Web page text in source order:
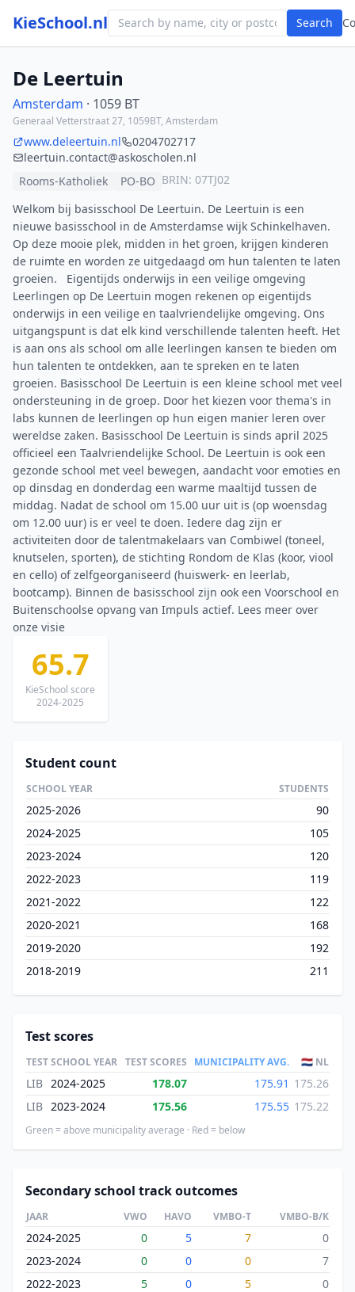
KieSchool.nl Search
De Leertuin
Amsterdam · 1059 BT
Generaal Vetterstraat 27, 1059BT, Amsterdam
www.deleertuin.nl
0204702717
leertuin.contact@askoscholen.nl
Rooms-Katholiek
PO-BO BRIN: 07TJ02
Welkom bij basisschool De Leertuin. De Leertuin is een
nieuwe basisschool in de Amsterdamse wijk Schinkelhaven.
Op deze mooie plek, midden in het groen, krijgen kinderen
de ruimte en worden ze uitgedaagd om hun talenten te laten
groeien. Eigentijds onderwijs in een veilige omgeving
Leerlingen op De Leertuin mogen rekenen op eigentijds
onderwijs in een veilige en taalvriendelijke omgeving. Ons
uitgangspunt is dat elk kind verschillende talenten heeft. Het
is aan ons als school om alle leerlingen kansen te bieden om
hun talenten te ontdekken, aan te spreken en te laten
groeien. Basisschool De Leertuin is een kleine school met veel
ondersteuning in de groep. Door het kiezen voor thema's in
labs kunnen de leerlingen op hun eigen manier leren over
wereldse zaken. Basisschool De Leertuin is sinds april 2025
officieel een Taalvriendelijke School. De Leertuin is ook een
gezonde school met veel bewegen, aandacht voor emoties en
op dinsdag en donderdag een warme maaltijd tussen de
middag. Nadat de school om 15.00 uur uit is (op woensdag
om 12.00 uur) is er veel te doen. Iedere dag zijn er
activiteiten door de talentmakelaars van Combiwel (toneel,
knutselen, sporten), de stichting Rondom de Klas (koor, viool
en cello) of zelfgeorganiseerd (huiswerk- en leerlab,
bootcamp). Binnen de basisschool zijn ook een Voorschool en
Buitenschoolse opvang van Impuls actief. Lees meer over
onze visie
65.7
KieSchool score
2024-2025
Student count
SCHOOL YEAR STUDENTS
2025-2026
90
2024-2025
105
2023-2024
120
2022-2023
119
2021-2022
122
2020-2021
168
2019-2020
192
2018-2019
211
Test scores
TESTSCHOOL YEAR TEST SCORES MUNICIPALITY AVG. 🇳🇱 NL
LIB 2024-2025 178.07 175.91 175.26
LIB 2023-2024 175.56 175.55 175.22
Green = above municipality average · Red = below
Secondary school track outcomes
JAAR VWO HAVO VMBO-T VMBO-B/K
2024-2025 0 5 7
0
2023-2024
0 0 0
7
2022-2023
5 0 5
0